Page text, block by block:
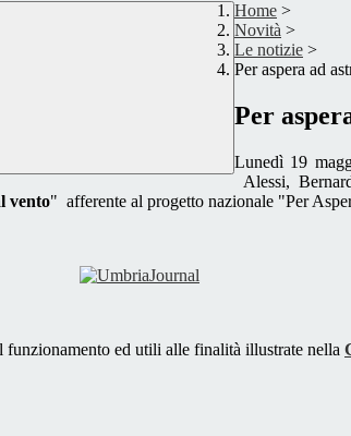
Home >
Novità >
Le notizie >
Per aspera ad
Per
Lunedì 19
Alessi,
vento" afferente al progetto nazionale "Per
ed utili alle finalità illustrate nella